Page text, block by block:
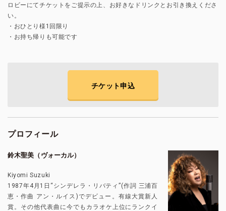
ロビーにてチケットをご提示の上、お好きなドリンクとお引き換えくださ
い。
・おひとり様1回限り
・お持ち帰りも可能です
チケット申込
プロフィール
鈴木聖美（ヴォーカル）
Kiyomi Suzuki
1987年4月1日“シンデレラ・リバティ”(作詞 三浦百
恵・作曲 アン・ルイス)でデビュー。有線大賞新人
賞。その他代表曲に今でもカラオケ上位にランクイ